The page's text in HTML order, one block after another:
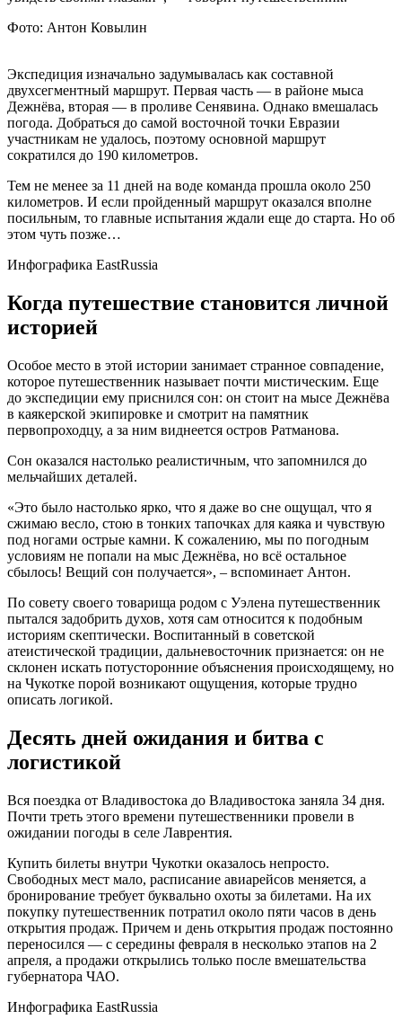
Фото: Антон Ковылин
Экспедиция изначально задумывалась как составной
двухсегментный маршрут. Первая часть — в районе мыса
Дежнёва, вторая — в проливе Сенявина. Однако вмешалась
погода. Добраться до самой восточной точки Евразии
участникам не удалось, поэтому основной маршрут
сократился до 190 километров.
Тем не менее за 11 дней на воде команда прошла около 250
километров. И если пройденный маршрут оказался вполне
посильным, то главные испытания ждали еще до старта. Но об
этом чуть позже…
Инфографика EastRussia
Когда путешествие становится личной
историей
Особое место в этой истории занимает странное совпадение,
которое путешественник называет почти мистическим. Еще
до экспедиции ему приснился сон: он стоит на мысе Дежнёва
в каякерской экипировке и смотрит на памятник
первопроходцу, а за ним виднеется остров Ратманова.
Сон оказался настолько реалистичным, что запомнился до
мельчайших деталей.
«Это было настолько ярко, что я даже во сне ощущал, что я
сжимаю весло, стою в тонких тапочках для каяка и чувствую
под ногами острые камни. К сожалению, мы по погодным
условиям не попали на мыс Дежнёва, но всё остальное
сбылось! Вещий сон получается», – вспоминает Антон.
По совету своего товарища родом с Уэлена путешественник
пытался задобрить духов, хотя сам относится к подобным
историям скептически. Воспитанный в советской
атеистической традиции, дальневосточник признается: он не
склонен искать потусторонние объяснения происходящему, но
на Чукотке порой возникают ощущения, которые трудно
описать логикой.
Десять дней ожидания и битва с
логистикой
Вся поездка от Владивостока до Владивостока заняла 34 дня.
Почти треть этого времени путешественники провели в
ожидании погоды в селе Лаврентия.
Купить билеты внутри Чукотки оказалось непросто.
Свободных мест мало, расписание авиарейсов меняется, а
бронирование требует буквально охоты за билетами. На их
покупку путешественник потратил около пяти часов в день
открытия продаж. Причем и день открытия продаж постоянно
переносился — с середины февраля в несколько этапов на 2
апреля, а продажи открылись только после вмешательства
губернатора ЧАО.
Инфографика EastRussia